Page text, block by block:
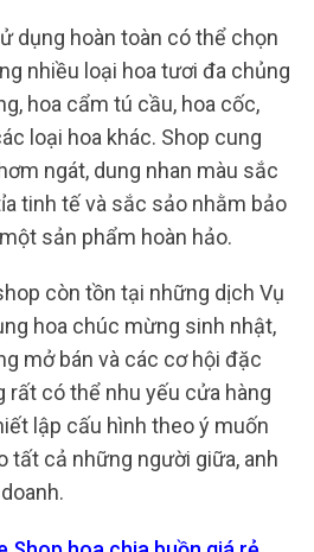
dụng hoàn toàn có thể chọn
nhiều loại hoa tươi đa chủng
hoa cẩm tú cầu, hoa cốc,
loại hoa khác. Shop cung
ngát, dung nhan màu sắc
tinh tế và sắc sảo nhằm bảo
sản phẩm hoàn hảo.
còn tồn tại những dịch Vụ
hoa chúc mừng sinh nhật,
mở bán và các cơ hội đặc
rất có thể nhu yếu cửa hàng
lập cấu hình theo ý muốn
tất cả những người giữa, anh